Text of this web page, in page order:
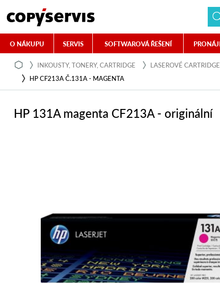
O NÁKUPU SERVIS SOFTWAROVÁ ŘEŠENÍ
INKOUSTY, TONERY, CARTRIDGE
LASEROVÉ CARTRIDGE
HP CF213A Č.131A - MAGENTA
HP 131A magenta CF213A - originální